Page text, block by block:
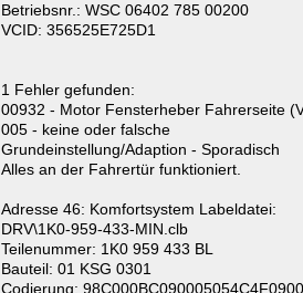
Betriebsnr.: WSC 06402 785 00200
VCID: 356525E725D1
1 Fehler gefunden:
00932 - Motor Fensterheber Fahrerseite
005 - keine oder falsche
Grundeinstellung/Adaption - Sporadisch
Alles an der Fahrertür funktioniert.
Adresse 46: Komfortsystem Labeldatei:
DRV\1K0-959-433-MIN.clb
Teilenummer: 1K0 959 433 BL
Bauteil: 01 KSG 0301
Codierung: